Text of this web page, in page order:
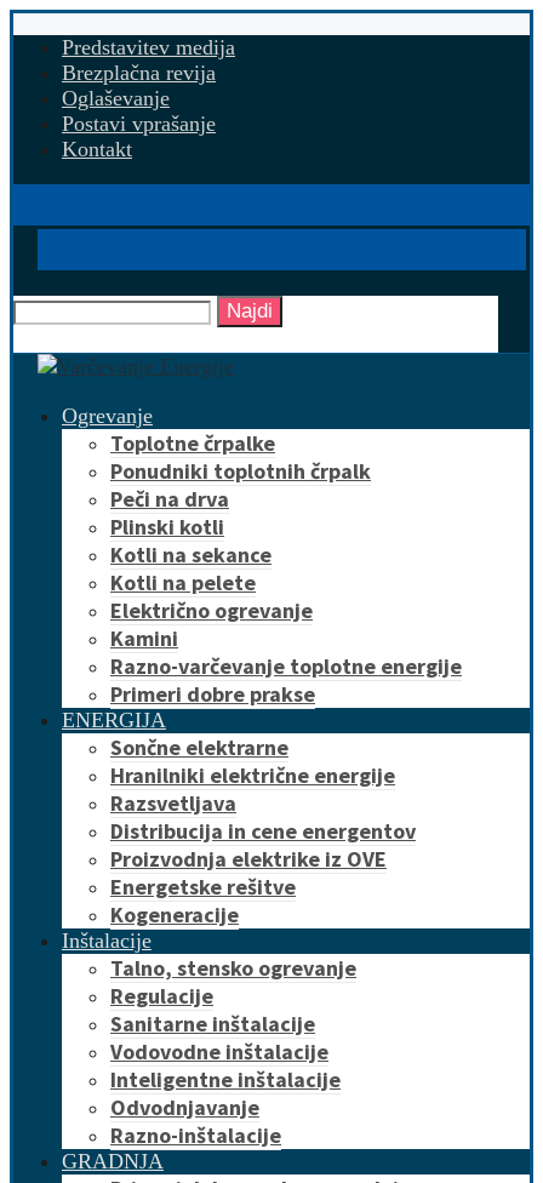
Predstavitev medija
Brezplačna revija
Oglaševanje
Postavi vprašanje
Kontakt
Najdi
Ogrevanje
Toplotne črpalke
Ponudniki toplotnih črpalk
Peči na drva
Plinski kotli
Kotli na sekance
Kotli na pelete
Električno ogrevanje
Kamini
Razno-varčevanje toplotne energije
Primeri dobre prakse
ENERGIJA
Sončne elektrarne
Hranilniki električne energije
Razsvetljava
Distribucija in cene energentov
Proizvodnja elektrike iz OVE
Energetske rešitve
Kogeneracije
Inštalacije
Talno, stensko ogrevanje
Regulacije
Sanitarne inštalacije
Vodovodne inštalacije
Inteligentne inštalacije
Odvodnjavanje
Razno-inštalacije
GRADNJA